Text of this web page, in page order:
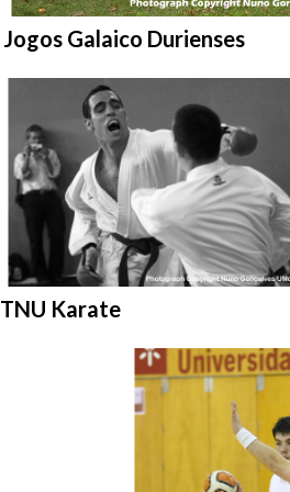
Entrar na pasta:
Jogos Galaico Durienses
Entrar na pasta:
TNU Karate